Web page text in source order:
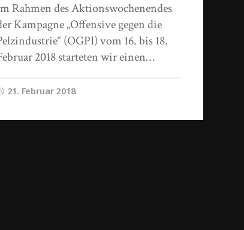
Rahmen des Aktionswochenendes
Kampagne „Offensive gegen die
(OGPI) vom 16. bis 18.
2018 starteten wir einen…
21. Februar 2018